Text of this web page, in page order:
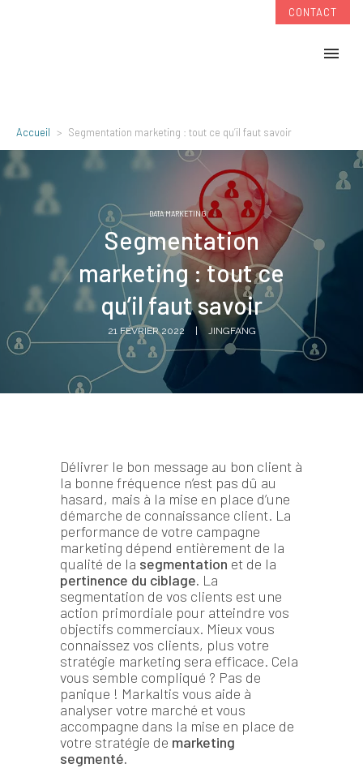
CONTACT
Accueil Segmentation marketing : tout ce qu’il faut savoir
DATA MARKETING
Segmentation
marketing : tout ce
qu’il faut savoir
21 FÉVRIER 2022 JINGFANG
Délivrer le bon message au bon client à
la bonne fréquence n’est pas dû au
hasard, mais à la mise en place d’une
démarche de connaissance client. La
performance de votre campagne
marketing dépend entièrement de la
qualité de la segmentation et de la
pertinence du ciblage. La
segmentation de vos clients est une
action primordiale pour atteindre vos
objectifs commerciaux. Mieux vous
connaissez vos clients, plus votre
stratégie marketing sera efficace. Cela
vous semble compliqué ? Pas de
panique ! Markaltis vous aide à
analyser votre marché et vous
accompagne dans la mise en place de
votre stratégie de marketing
segmenté.